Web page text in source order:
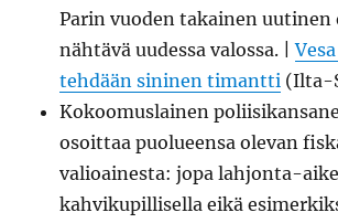
Parin vuoden takainen uutinen
nähtävä uudessa valossa. |
tehdään sininen timantti (Ilta-
Kokoomuslainen
osoittaa puolueensa olevan
valioainesta: jopa lahjonta-
kahvikupillisella eikä